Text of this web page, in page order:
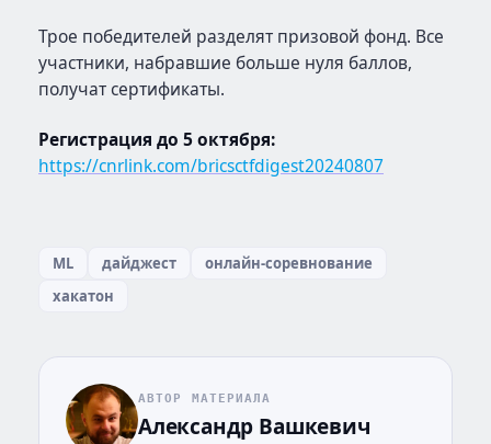
Трое победителей разделят призовой фонд. Все
участники, набравшие больше нуля баллов,
получат сертификаты.
Регистрация до 5 октября:
https://cnrlink.com/bricsctfdigest20240807
ML дайджест
онлайн-соревнование
хакатон
АВТОР МАТЕРИАЛА
Александр Вашкевич